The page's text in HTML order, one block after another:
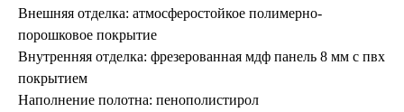
Внешняя отделка: атмосферостойкое полимерно-
порошковое покрытие
Внутренняя отделка: фрезерованная мдф панель 8 мм с пвх
покрытием
Наполнение полотна: пенополистирол